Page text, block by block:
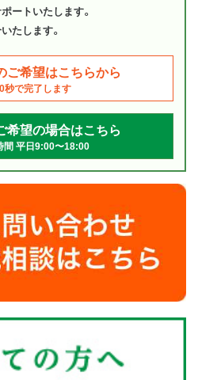
ートいたします。
たします。
ご希望はこちらから
秒で完了します
希望の場合はこちら
間 平日9:00〜18:00